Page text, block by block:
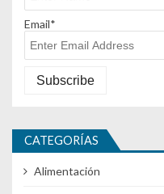
Email*
CATEGORÍAS
Alimentación